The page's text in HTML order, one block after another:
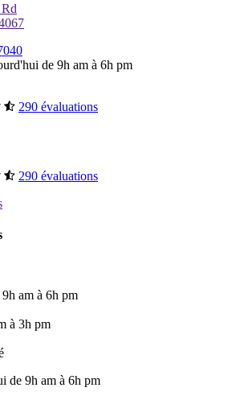
de 9h am à 6h pm
290 évaluations
290 évaluations
am à 6h pm
à 3h pm
de 9h am à 6h pm